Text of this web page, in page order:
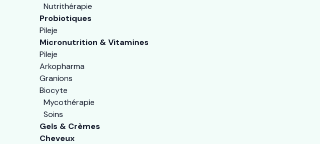
Nutrithérapie
Probiotiques
Pileje
Micronutrition & Vitamines
Pileje
Arkopharma
Granions
Biocyte
Mycothérapie
Soins
Gels & Crèmes
Cheveux